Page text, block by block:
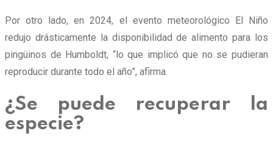
Por otro lado, en 2024, el evento meteorológico El Niño
redujo drásticamente la disponibilidad de alimento para los
pingüinos de Humboldt, “lo que implicó que no se pudieran
reproducir durante todo el año”, afirma.
¿Se puede recuperar la
especie?